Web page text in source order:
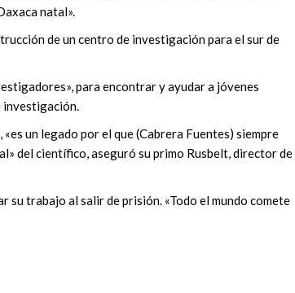
natal».
de un centro de investigación para el sur de
para encontrar y ayudar a jóvenes
investigación.
un legado por el que (Cabrera Fuentes) siempre
del científico, aseguró su primo Rusbelt, director de
su trabajo al salir de prisión. «Todo el mundo comete